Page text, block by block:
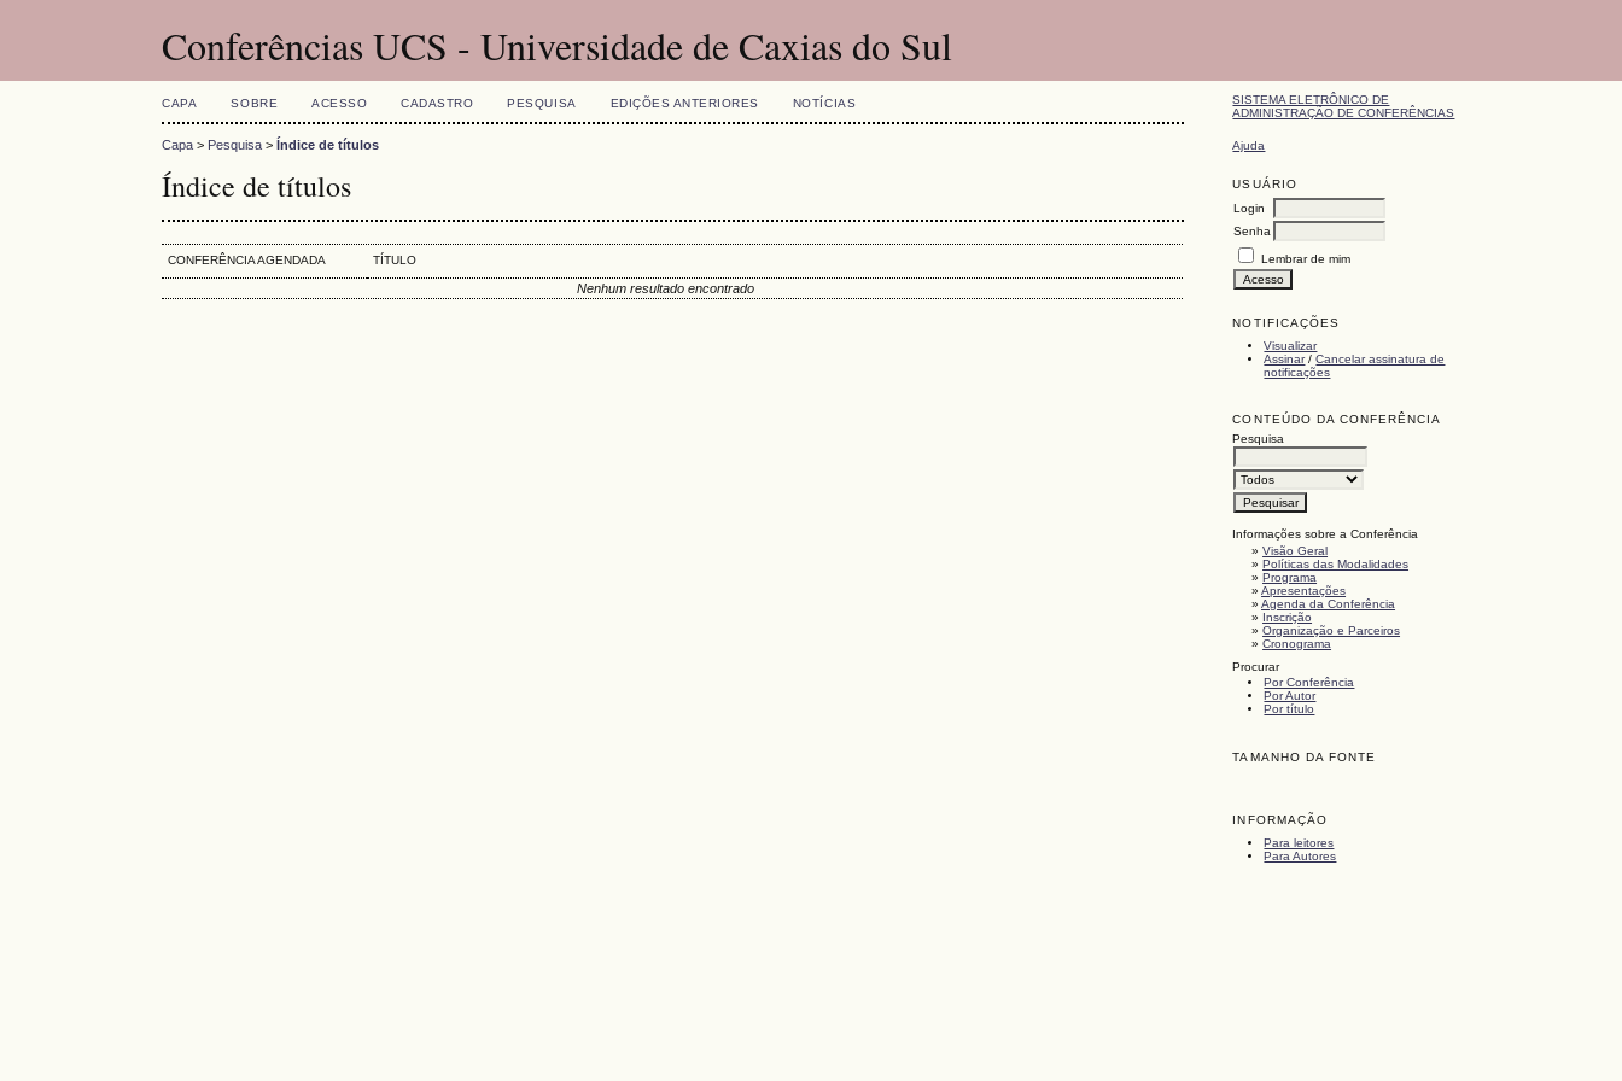
Conferências UCS - Universidade de Caxias do Sul
SISTEMA ELETRÔNICO DE
ADMINISTRAÇÃO DE CONFERÊNCIAS
Ajuda
USUÁRIO
Login
Senha
Lembrar de mim
NOTIFICAÇÕES
Visualizar
Assinar/Cancelar assinatura de
notificações
CONTEÚDO DA CONFERÊNCIA
Pesquisa
Informações sobre a Conferência
»Visão Geral
»Políticas das Modalidades
»Programa
»Apresentações
»Agenda da Conferência
» Inscrição
»Organização e Parceiros
»Cronograma
Procurar
Por Conferência
Por Autor
Por título
TAMANHO DA FONTE
INFORMAÇÃO
Para leitores
Para Autores
CAPA SOBRE ACESSO CADASTRO PESQUISA EDIÇÕES ANTERIORES NOTÍCIAS
Capa > Pesquisa >Índice de títulos
Índice de títulos
CONFERÊNCIA AGENDADA TÍTULO
Nenhum resultado encontrado